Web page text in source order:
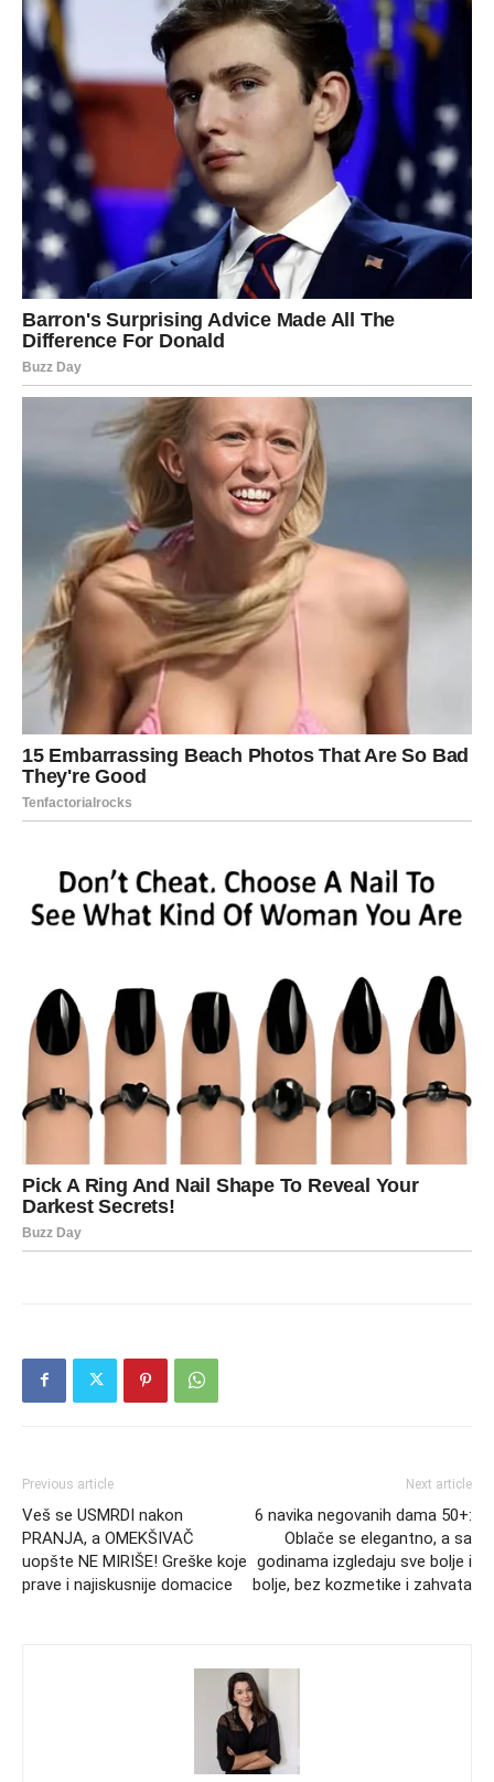
Previous article
Veš se USMRDI nakon
PRANJA, a OMEKŠIVAČ
uopšte NE MIRIŠE! Greške koje
prave i najiskusnije domacice
Next article
6 navika negovanih dama 50+:
Oblače se elegantno, a sa
godinama izgledaju sve bolje i
bolje, bez kozmetike i zahvata